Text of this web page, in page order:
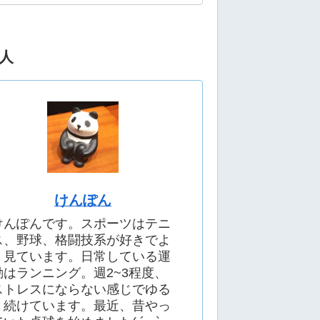
けんぽん
んぽんです。スポーツはテニ
、野球、格闘技系が好きでよ
見ています。日常している運
はランニング。週2~3程度、
トレスにならない感じでゆる
続けています。最近、昔やっ